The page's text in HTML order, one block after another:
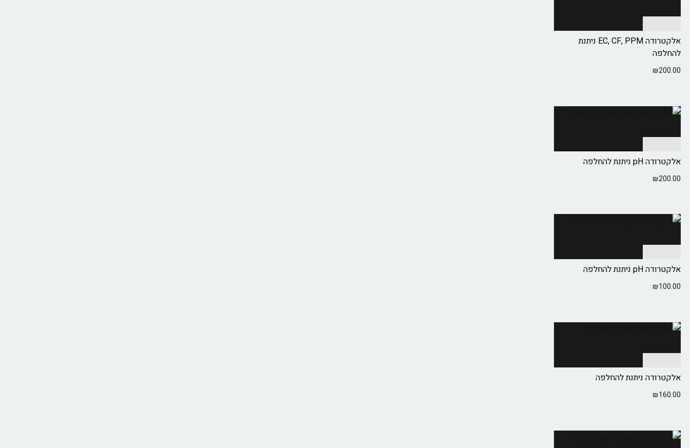
אלקטרודה EC, CF, PPM ניתנת
להחלפה
₪200.00
אלקטרודה pH ניתנת להחלפה
₪200.00
אלקטרודה pH ניתנת להחלפה
₪100.00
אלקטרודה ניתנת להחלפה
₪160.00